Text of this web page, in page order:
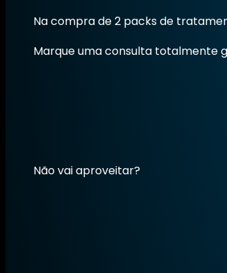
Na compra de 2 packs de
Marque uma consulta totalmente
Não vai aproveitar?